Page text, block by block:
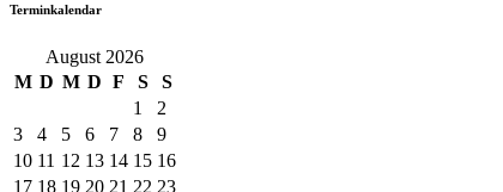
Terminkalendar
August 2026
M D M D F S
S
1
2
3
4 5 6 7 8
9
10 11 12 13 14 15 16
17 18 19 20 21 22 23